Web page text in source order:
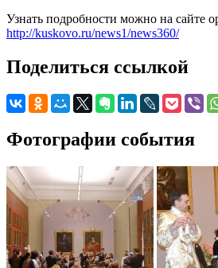
Узнать подробности можно на сайте
http://kuskovo.ru/news1/news360/
Поделиться ссылкой
Фотографии события